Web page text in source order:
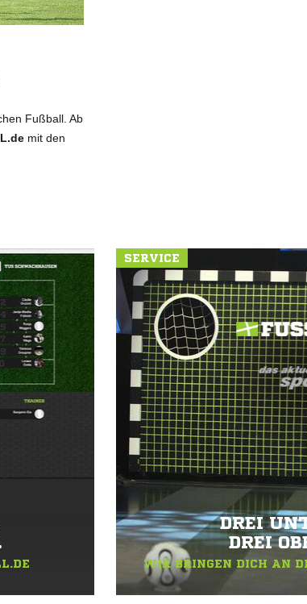
Fußball. Ab
mit den
SERVICE
DREI
DREI
WIR BRINGEN DICH AN